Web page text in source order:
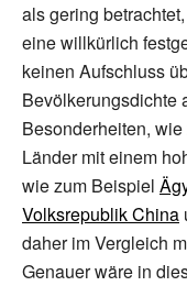
als gering
eine willkürlich
keinen Aufschluss
Bevölkerungsdichte
Besonderheiten, wie
Länder mit einem
wie zum Beispiel
Volksrepublik China
daher im Vergleich
Genauer wäre in